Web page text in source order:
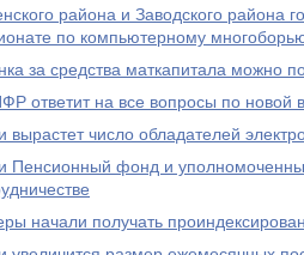
района и Заводского района
по компьютерному
за средства маткапитала можно
ответит на все вопросы по новой
вырастет число обладателей
Пенсионный фонд и
начали получать